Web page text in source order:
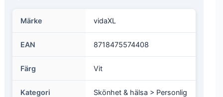
Märke vidaXL
EAN 8718475574408
Färg Vit
Kategori
Skönhet & hälsa > Personlig